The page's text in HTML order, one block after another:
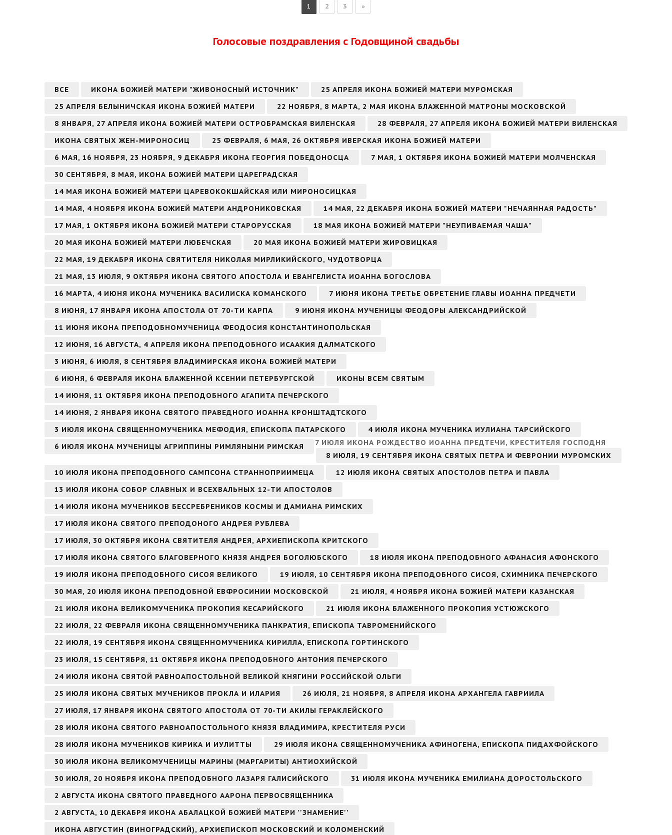
1 2 3 »
Голосовые поздравления с Годовщиной свадьбы
ВСЕ ИКОНА БОЖИЕЙ МАТЕРИ "ЖИВОНОСНЫЙ ИСТОЧНИК"
25 АПРЕЛЯ ИКОНА БОЖИЕЙ МАТЕРИ МУРОМСКАЯ
25 АПРЕЛЯ БЕЛЫНИЧСКАЯ ИКОНА БОЖИЕЙ МАТЕРИ
22 НОЯБРЯ, 8 МАРТА, 2 МАЯ ИКОНА БЛАЖЕННОЙ МАТРОНЫ МОСКОВСКОЙ
8 ЯНВАРЯ, 27 АПРЕЛЯ ИКОНА БОЖИЕЙ МАТЕРИ ОСТРОБРАМСКАЯ ВИЛЕНСКАЯ
28 ФЕВРАЛЯ, 27 АПРЕЛЯ ИКОНА БОЖИЕЙ МАТЕРИ ВИЛЕНСКАЯ
ИКОНА СВЯТЫХ ЖЕН-МИРОНОСИЦ
25 ФЕВРАЛЯ, 6 МАЯ, 26 ОКТЯБРЯ ИВЕРСКАЯ ИКОНА БОЖИЕЙ МАТЕРИ
6 МАЯ, 16 НОЯБРЯ, 23 НОЯБРЯ, 9 ДЕКАБРЯ ИКОНА ГЕОРГИЯ ПОБЕДОНОСЦА
7 МАЯ, 1 ОКТЯБРЯ ИКОНА БОЖИЕЙ МАТЕРИ МОЛЧЕНСКАЯ
30 СЕНТЯБРЯ, 8 МАЯ, ИКОНА БОЖИЕЙ МАТЕРИ ЦАРЕГРАДСКАЯ
14 МАЯ ИКОНА БОЖИЕЙ МАТЕРИ ЦАРЕВОКОКШАЙСКАЯ ИЛИ МИРОНОСИЦКАЯ
14 МАЯ, 4 НОЯБРЯ ИКОНА БОЖИЕЙ МАТЕРИ АНДРОНИКОВСКАЯ
14 МАЯ, 22 ДЕКАБРЯ ИКОНА БОЖИЕЙ МАТЕРИ "НЕЧАЯННАЯ РАДОСТЬ"
17 МАЯ, 1 ОКТЯБРЯ ИКОНА БОЖИЕЙ МАТЕРИ СТАРОРУССКАЯ
18 МАЯ ИКОНА БОЖИЕЙ МАТЕРИ "НЕУПИВАЕМАЯ ЧАША"
20 МАЯ ИКОНА БОЖИЕЙ МАТЕРИ ЛЮБЕЧСКАЯ
20 МАЯ ИКОНА БОЖИЕЙ МАТЕРИ ЖИРОВИЦКАЯ
22 МАЯ, 19 ДЕКАБРЯ ИКОНА СВЯТИТЕЛЯ НИКОЛАЯ МИРЛИКИЙСКОГО, ЧУДОТВОРЦА
21 МАЯ, 13 ИЮЛЯ, 9 ОКТЯБРЯ ИКОНА СВЯТОГО АПОСТОЛА И ЕВАНГЕЛИСТА ИОАННА БОГОСЛОВА
16 МАРТА, 4 ИЮНЯ ИКОНА МУЧЕНИКА ВАСИЛИСКА КОМАНСКОГО
7 ИЮНЯ ИКОНА ТРЕТЬЕ ОБРЕТЕНИЕ ГЛАВЫ ИОАННА ПРЕДЧЕТИ
8 ИЮНЯ, 17 ЯНВАРЯ ИКОНА АПОСТОЛА ОТ 70-ТИ КАРПА
9 ИЮНЯ ИКОНА МУЧЕНИЦЫ ФЕОДОРЫ АЛЕКСАНДРИЙСКОЙ
11 ИЮНЯ ИКОНА ПРЕПОДОБНОМУЧЕНИЦА ФЕОДОСИЯ КОНСТАНТИНОПОЛЬСКАЯ
12 ИЮНЯ, 16 АВГУСТА, 4 АПРЕЛЯ ИКОНА ПРЕПОДОБНОГО ИСААКИЯ ДАЛМАТСКОГО
3 ИЮНЯ, 6 ИЮЛЯ, 8 СЕНТЯБРЯ ВЛАДИМИРСКАЯ ИКОНА БОЖИЕЙ МАТЕРИ
6 ИЮНЯ, 6 ФЕВРАЛЯ ИКОНА БЛАЖЕННОЙ КСЕНИИ ПЕТЕРБУРГСКОЙ
ИКОНЫ ВСЕМ СВЯТЫМ
14 ИЮНЯ, 11 ОКТЯБРЯ ИКОНА ПРЕПОДОБНОГО АГАПИТА ПЕЧЕРСКОГО
14 ИЮНЯ, 2 ЯНВАРЯ ИКОНА СВЯТОГО ПРАВЕДНОГО ИОАННА КРОНШТАДТСКОГО
3 ИЮЛЯ ИКОНА СВЯЩЕННОМУЧЕНИКА МЕФОДИЯ, ЕПИСКОПА ПАТАРСКОГО
4 ИЮЛЯ ИКОНА МУЧЕНИКА ИУЛИАНА ТАРСИЙСКОГО
6 ИЮЛЯ ИКОНА МУЧЕНИЦЫ АГРИППИНЫ РИМЛЯНЫНИ РИМСКАЯ
7 ИЮЛЯ ИКОНА РОЖДЕСТВО ИОАННА ПРЕДТЕЧИ, КРЕСТИТЕЛЯ ГОСПОДНЯ
8 ИЮЛЯ, 19 СЕНТЯБРЯ ИКОНА СВЯТЫХ ПЕТРА И ФЕВРОНИИ МУРОМСКИХ
10 ИЮЛЯ ИКОНА ПРЕПОДОБНОГО САМПСОНА СТРАННОПРИИМЕЦА
12 ИЮЛЯ ИКОНА СВЯТЫХ АПОСТОЛОВ ПЕТРА И ПАВЛА
13 ИЮЛЯ ИКОНА СОБОР СЛАВНЫХ И ВСЕХВАЛЬНЫХ 12-ТИ АПОСТОЛОВ
14 ИЮЛЯ ИКОНА МУЧЕНИКОВ БЕССРЕБРЕНИКОВ КОСМЫ И ДАМИАНА РИМСКИХ
17 ИЮЛЯ ИКОНА СВЯТОГО ПРЕПОДОНОГО АНДРЕЯ РУБЛЕВА
17 ИЮЛЯ, 30 ОКТЯБРЯ ИКОНА СВЯТИТЕЛЯ АНДРЕЯ, АРХИЕПИСКОПА КРИТСКОГО
17 ИЮЛЯ ИКОНА СВЯТОГО БЛАГОВЕРНОГО КНЯЗЯ АНДРЕЯ БОГОЛЮБСКОГО
18 ИЮЛЯ ИКОНА ПРЕПОДОБНОГО АФАНАСИЯ АФОНСКОГО
19 ИЮЛЯ ИКОНА ПРЕПОДОБНОГО СИСОЯ ВЕЛИКОГО
19 ИЮЛЯ, 10 СЕНТЯБРЯ ИКОНА ПРЕПОДОБНОГО СИСОЯ, СХИМНИКА ПЕЧЕРСКОГО
30 МАЯ, 20 ИЮЛЯ ИКОНА ПРЕПОДОБНОЙ ЕВФРОСИНИИ МОСКОВСКОЙ
21 ИЮЛЯ, 4 НОЯБРЯ ИКОНА БОЖИЕЙ МАТЕРИ КАЗАНСКАЯ
21 ИЮЛЯ ИКОНА ВЕЛИКОМУЧЕНИКА ПРОКОПИЯ КЕСАРИЙСКОГО
21 ИЮЛЯ ИКОНА БЛАЖЕННОГО ПРОКОПИЯ УСТЮЖСКОГО
22 ИЮЛЯ, 22 ФЕВРАЛЯ ИКОНА СВЯЩЕННОМУЧЕНИКА ПАНКРАТИЯ, ЕПИСКОПА ТАВРОМЕНИЙСКОГО
22 ИЮЛЯ, 19 СЕНТЯБРЯ ИКОНА СВЯЩЕННОМУЧЕНИКА КИРИЛЛА, ЕПИСКОПА ГОРТИНСКОГО
23 ИЮЛЯ, 15 СЕНТЯБРЯ, 11 ОКТЯБРЯ ИКОНА ПРЕПОДОБНОГО АНТОНИЯ ПЕЧЕРСКОГО
24 ИЮЛЯ ИКОНА СВЯТОЙ РАВНОАПОСТОЛЬНОЙ ВЕЛИКОЙ КНЯГИНИ РОССИЙСКОЙ ОЛЬГИ
25 ИЮЛЯ ИКОНА СВЯТЫХ МУЧЕНИКОВ ПРОКЛА И ИЛАРИЯ
26 ИЮЛЯ, 21 НОЯБРЯ, 8 АПРЕЛЯ ИКОНА АРХАНГЕЛА ГАВРИИЛА
27 ИЮЛЯ, 17 ЯНВАРЯ ИКОНА СВЯТОГО АПОСТОЛА ОТ 70-ТИ АКИЛЫ ГЕРАКЛЕЙСКОГО
28 ИЮЛЯ ИКОНА СВЯТОГО РАВНОАПОСТОЛЬНОГО КНЯЗЯ ВЛАДИМИРА, КРЕСТИТЕЛЯ РУСИ
28 ИЮЛЯ ИКОНА МУЧЕНИКОВ КИРИКА И ИУЛИТТЫ
29 ИЮЛЯ ИКОНА СВЯЩЕННОМУЧЕНИКА АФИНОГЕНА, ЕПИСКОПА ПИДАХФОЙСКОГО
30 ИЮЛЯ ИКОНА ВЕЛИКОМУЧЕНИЦЫ МАРИНЫ (МАРГАРИТЫ) АНТИОХИЙСКОЙ
30 ИЮЛЯ, 20 НОЯБРЯ ИКОНА ПРЕПОДОБНОГО ЛАЗАРЯ ГАЛИСИЙСКОГО
31 ИЮЛЯ ИКОНА МУЧЕНИКА ЕМИЛИАНА ДОРОСТОЛЬСКОГО
2 АВГУСТА ИКОНА СВЯТОГО ПРАВЕДНОГО ААРОНА ПЕРВОСВЯЩЕННИКА
2 АВГУСТА, 10 ДЕКАБРЯ ИКОНА АБАЛАЦКОЙ БОЖИЕЙ МАТЕРИ ''ЗНАМЕНИЕ''
ИКОНА АВГУСТИН (ВИНОГРАДСКИЙ), АРХИЕПИСКОП МОСКОВСКИЙ И КОЛОМЕНСКИЙ